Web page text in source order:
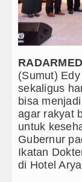
Video
Kesehatan
Siraman Rohani
Penalti
di
Atletico
SDM
POUK
Brong
Diblokir
(Sumut)
sekaligus
bisa
agar rakyat
untuk
Gubernur
Ikatan
di Hotel